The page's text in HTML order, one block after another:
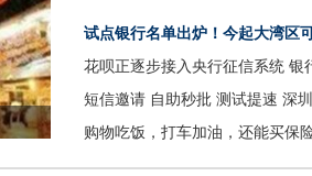
试点银行名单出炉！今起大湾区
财通”业务
花呗正逐步接入央行征信系统 银
影响贷款
短信邀请 自助秒批 测试提速 深
速落地
购物吃饭，打车加油，还能买保
币，用得“真香”